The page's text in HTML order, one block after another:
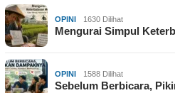
OPINI 1630 Dilihat
Mengurai Simpul
OPINI 1588 Dilihat
Sebelum Berbicara,